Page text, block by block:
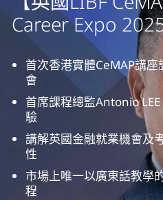
Career Expo
首次香港實體CeMAP講
會
首席課程總監Antonio
驗
講解英國金融就業機會及
性
市場上唯一以廣東話教學
程